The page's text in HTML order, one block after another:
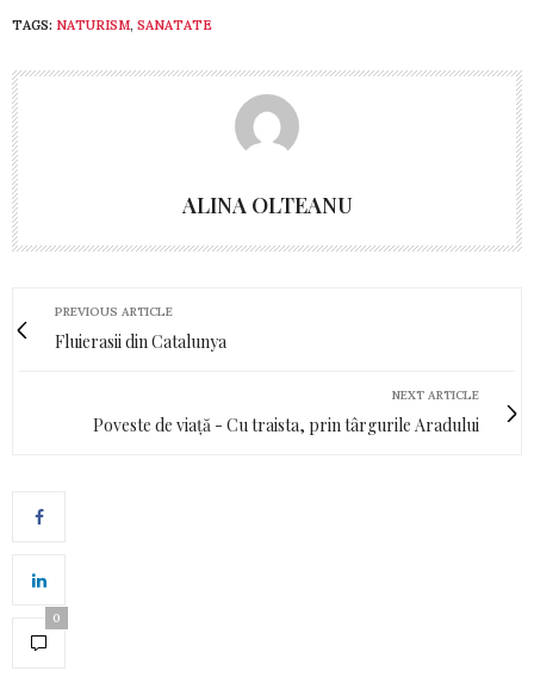
TAGS: NATURISM, SANATATE
ALINA OLTEANU
PREVIOUS ARTICLE
Fluierasii din Catalunya
NEXT ARTICLE
Poveste de viață - Cu traista, prin târgurile Aradului
0